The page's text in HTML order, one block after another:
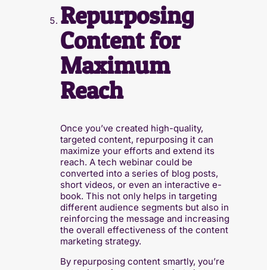
Repurposing
Content for
Maximum
Reach
Once you’ve created high-quality,
targeted content, repurposing it can
maximize your efforts and extend its
reach. A tech webinar could be
converted into a series of blog posts,
short videos, or even an interactive e-
book. This not only helps in targeting
different audience segments but also in
reinforcing the message and increasing
the overall effectiveness of the content
marketing strategy.
By repurposing content smartly, you’re